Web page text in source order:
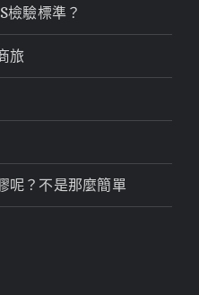
檢驗標準？
旅
呢？不是那麼簡單